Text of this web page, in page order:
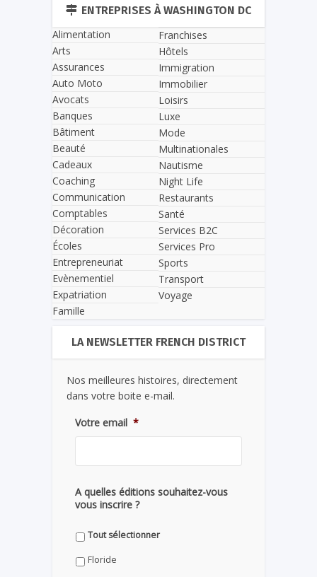
ENTREPRISES À WASHINGTON DC
Alimentation
Arts
Assurances
Auto Moto
Avocats
Banques
Bâtiment
Beauté
Cadeaux
Coaching
Communication
Comptables
Décoration
Écoles
Entrepreneuriat
Evènementiel
Expatriation
Famille
Franchises
Hôtels
Immigration
Immobilier
Loisirs
Luxe
Mode
Multinationales
Nautisme
Night Life
Restaurants
Santé
Services B2C
Services Pro
Sports
Transport
Voyage
LA NEWSLETTER FRENCH DISTRICT
Nos meilleures histoires, directement
dans votre boite e-mail.
Votre email *
A quelles éditions souhaitez-vous
vous inscrire ?
Tout sélectionner
Floride